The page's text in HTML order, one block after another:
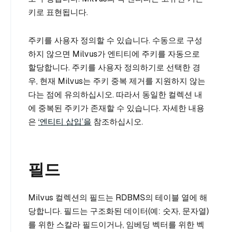
키로 표현됩니다.
주키를 사용자 정의할 수 있습니다. 수동으로 구성
하지 않으면 Milvus가 엔티티에 주키를 자동으로
할당합니다. 주키를 사용자 정의하기로 선택한 경
우, 현재 Milvus는 주키 중복 제거를 지원하지 않는
다는 점에 유의하십시오. 따라서 동일한 컬렉션 내
에 중복된 주키가 존재할 수 있습니다. 자세한 내용
은 ‘엔티티 삽입’을 참조하십시오.
필드
Milvus 컬렉션의 필드는 RDBMS의 테이블 열에 해
당합니다. 필드는 구조화된 데이터(예: 숫자, 문자열)
를 위한 스칼라 필드이거나, 임베딩 벡터를 위한 벡